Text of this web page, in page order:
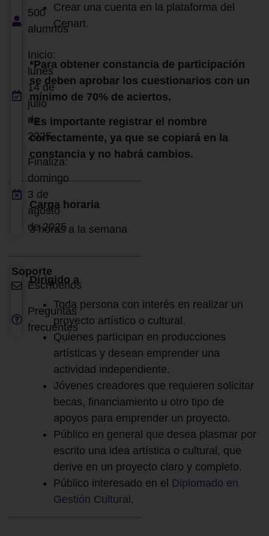
Crear una cuenta en la plataforma del
Cenart.
*Para obtener constancia de participación
se deben aprobar los cuestionarios con un
mínimo de 70% de aciertos.
*Es importante registrar el nombre
correctamente, ya que se copiará en la
constancia y no habrá cambios.
Carga horaria
3 horas a la semana
Dirigido a
Toda persona con interés en realizar un
proyecto artístico o cultural.
Quienes participan en producciones
artísticas y desean emprender una
actividad independiente.
Jóvenes creadores que requieren solicitar
becas, financiamiento u otro tipo de
apoyos para emprender un proyecto.
Público en general que desea plasmar por
escrito una idea artística o cultural, que
derive en un proyecto claro y completo.
Público interesado en el Diplomado en
Gestión Cultural.
500
alumnos
Inicio:
lunes
14 de
julio
de
2025
Finaliza:
domingo
3 de
agosto
de 2025
Soporte
Escríbenos
Preguntas
frecuentes